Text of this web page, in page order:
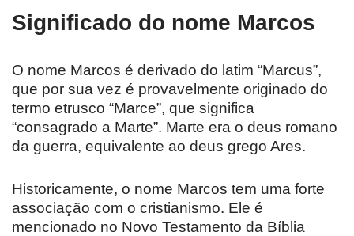
Significado do nome Marcos
O nome Marcos é derivado do latim “Marcus”,
que por sua vez é provavelmente originado do
termo etrusco “Marce”, que significa
“consagrado a Marte”. Marte era o deus romano
da guerra, equivalente ao deus grego Ares.
Historicamente, o nome Marcos tem uma forte
associação com o cristianismo. Ele é
mencionado no Novo Testamento da Bíblia